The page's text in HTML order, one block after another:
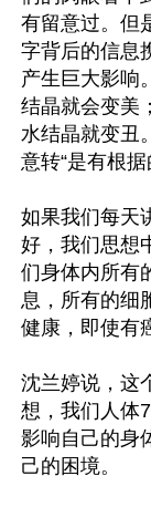
有留意过。但
字背后的信息
产生巨大影响
结晶就会变美
水结晶就变丑
意转“是有根据
如果我们每天
好，我们思想
们身体内所有
息，所有的细
健康，即使有
沈兰婷说，这
想，我们人体
影响自己的身
己的困境。